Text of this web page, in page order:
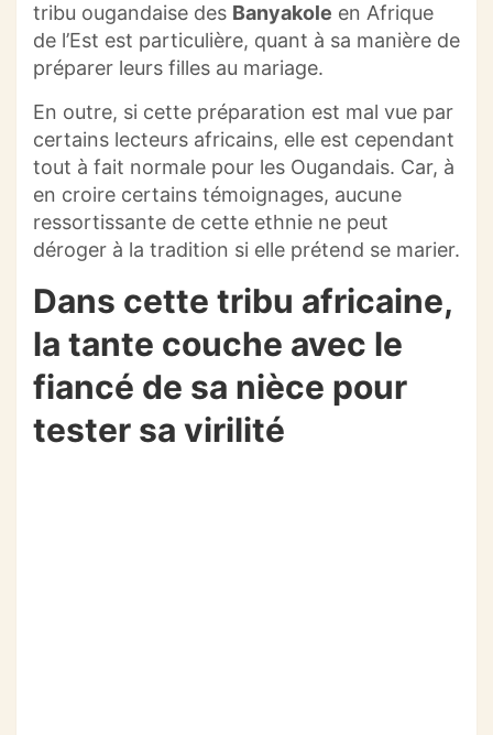
tribu ougandaise des Banyakole en Afrique
de l’Est est particulière, quant à sa manière de
préparer leurs filles au mariage.
En outre, si cette préparation est mal vue par
certains lecteurs africains, elle est cependant
tout à fait normale pour les Ougandais. Car, à
en croire certains témoignages, aucune
ressortissante de cette ethnie ne peut
déroger à la tradition si elle prétend se marier.
Dans cette tribu africaine,
la tante couche avec le
fiancé de sa nièce pour
tester sa virilité